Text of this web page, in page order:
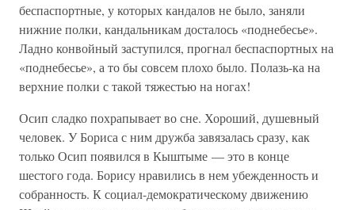
беспаспортные, у которых кандалов не было, заняли
нижние полки, кандальникам досталось «поднебесье».
Ладно конвойный заступился, прогнал беспаспортных на
«поднебесье», а то бы совсем плохо было. Полазь-ка на
верхние полки с такой тяжестью на ногах!
Осип сладко похрапывает во сне. Хороший, душевный
человек. У Бориса с ним дружба завязалась сразу, как
только Осип появился в Кыштыме — это в конце
шестого года. Борису нравились в нем убежденность и
собранность. К социал-демократическому движению